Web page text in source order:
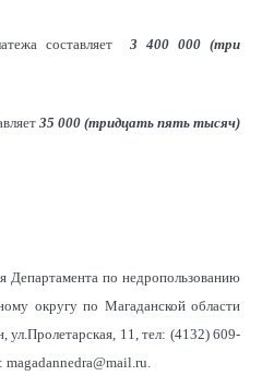
составляет 3 400 000 (три
35 000 (тридцать пять тысяч)
Департамента по недропользованию
округу по Магаданской области
11, тел: (4132) 609-